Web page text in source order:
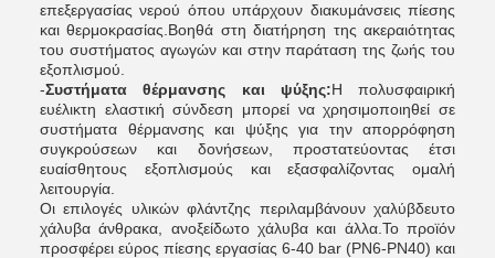
επεξεργασίας νερού όπου υπάρχουν διακυμάνσεις πίεσης
και θερμοκρασίας.Βοηθά στη διατήρηση της ακεραιότητας
του συστήματος αγωγών και στην παράταση της ζωής του
εξοπλισμού.
-Συστήματα θέρμανσης και ψύξης:Η πολυσφαιρική
ευέλικτη ελαστική σύνδεση μπορεί να χρησιμοποιηθεί σε
συστήματα θέρμανσης και ψύξης για την απορρόφηση
συγκρούσεων και δονήσεων, προστατεύοντας έτσι
ευαίσθητους εξοπλισμούς και εξασφαλίζοντας ομαλή
λειτουργία.
Οι επιλογές υλικών φλάντζης περιλαμβάνουν χαλύβδευτο
χάλυβα άνθρακα, ανοξείδωτο χάλυβα και άλλα.Το προϊόν
προσφέρει εύρος πίεσης εργασίας 6-40 bar (PN6-PN40) και